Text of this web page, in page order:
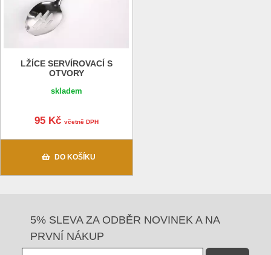
LŽÍCE SERVÍROVACÍ S
OTVORY
skladem
95 Kč včetně DPH
DO KOŠÍKU
5% SLEVA ZA ODBĚR NOVINEK A NA
PRVNÍ NÁKUP